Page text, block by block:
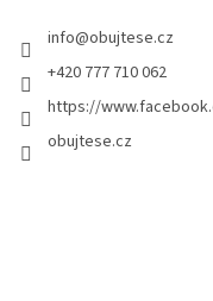
info@obujtese.cz
+420 777 710 062
https://
obujtese.cz